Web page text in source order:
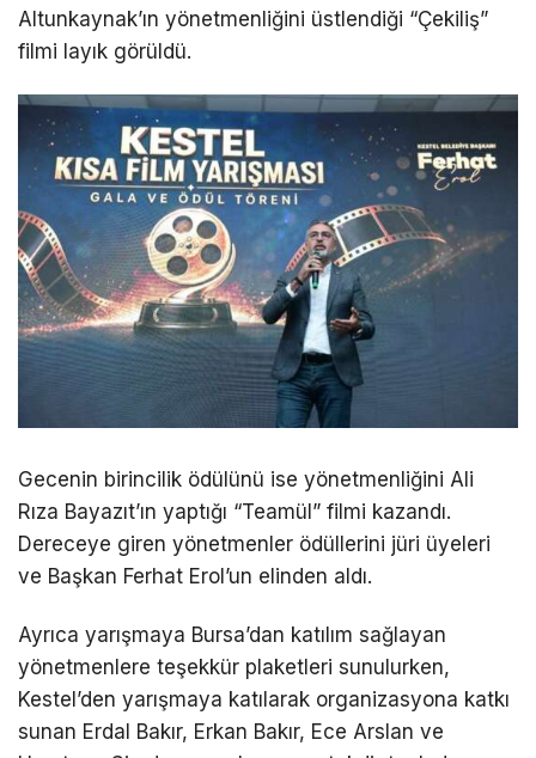
Altunkaynak’ın yönetmenliğini üstlendiği “Çekiliş”
filmi layık görüldü.
Gecenin birincilik ödülünü ise yönetmenliğini Ali
Rıza Bayazıt’ın yaptığı “Teamül” filmi kazandı.
Dereceye giren yönetmenler ödüllerini jüri üyeleri
ve Başkan Ferhat Erol’un elinden aldı.
Ayrıca yarışmaya Bursa’dan katılım sağlayan
yönetmenlere teşekkür plaketleri sunulurken,
Kestel’den yarışmaya katılarak organizasyona katkı
sunan Erdal Bakır, Erkan Bakır, Ece Arslan ve